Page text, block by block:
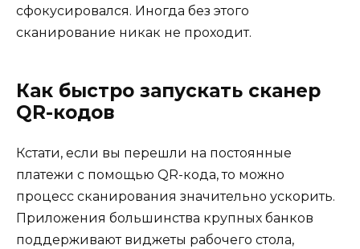
сфокусировался. Иногда без этого
сканирование никак не проходит.
Как быстро запускать сканер
QR-кодов
Кстати, если вы перешли на постоянные
платежи с помощью QR-кода, то можно
процесс сканирования значительно ускорить.
Приложения большинства крупных банков
поддерживают виджеты рабочего стола,